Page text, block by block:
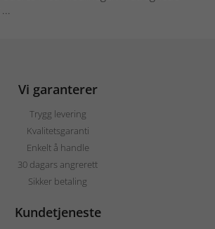
Vi garanterer
Trygg levering
Kvalitetsgaranti
Enkelt å handle
30 dagars angrerett
Sikker betaling
Kundetjeneste